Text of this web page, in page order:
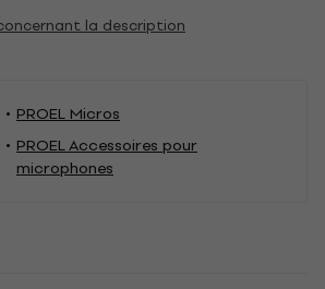
la description
PROEL Micros
PROEL Accessoires pour
microphones